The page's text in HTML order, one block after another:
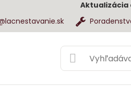
Aktualizácia